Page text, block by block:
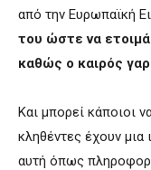
από την Ευρωπαϊκή
του ώστε να
καθώς ο καιρός
Και μπορεί κάποιοι
κληθέντες έχουν μια
αυτή όπως